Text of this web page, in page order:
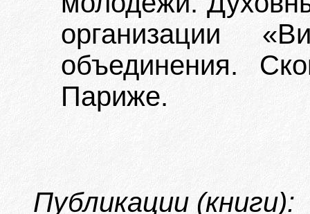
организации
объединения.
Париже.
Публикации (книги):